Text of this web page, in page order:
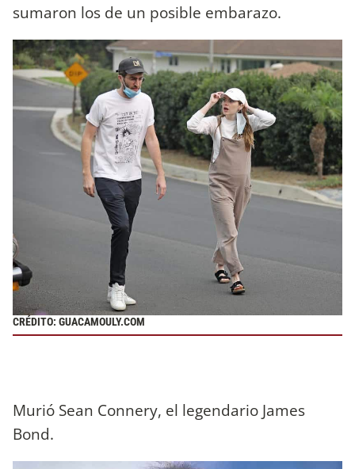
sumaron los de un posible embarazo.
CRÉDITO: GUACAMOULY.COM
Murió Sean Connery, el legendario James
Bond.